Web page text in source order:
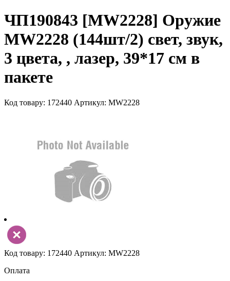
ЧП190843 [MW2228] Оружие
MW2228 (144шт/2) свет, звук,
3 цвета, , лазер, 39*17 см в
пакете
Код товару: 172440 Артикул: MW2228
Код товару: 172440 Артикул: MW2228
Оплата